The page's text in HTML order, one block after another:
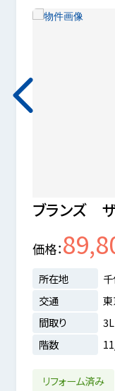
ブランズ
価格
所在地
交通
東
間取り
階数
リフォーム済み